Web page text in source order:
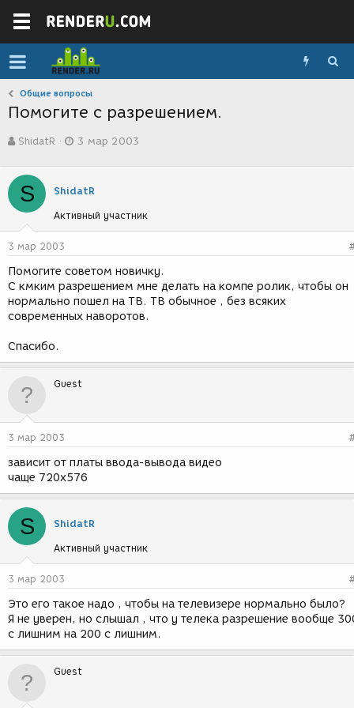
Общие вопросы
Помогите с разрешением.
в
о
р
т
е
м
ы
ShidatR
а
с
з
д
и
я
3 мар 2003
S ShidatR
Активный участник
3 мар 2003
Помогите советом новичку.
С кмким разрешением мне делать на компе ролик, чтобы он
нормально пошел на ТВ. ТВ обычное , без всяких
современных наворотов.
Спасибо.
Guest
3 мар 2003
зависит от платы ввода-вывода видео
чаще 720x576
S ShidatR
Активный участник
3 мар 2003
Это его такое надо , чтобы на телевизере нормально было?
Я не уверен, но слышал , что у телека разрешение вообще
с лишним на 200 с лишним.
Guest